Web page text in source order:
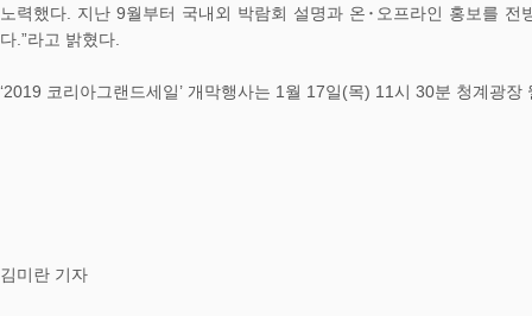
노력했다. 지난 9월부터 국내외 박람회 설명과 온･오프라인 홍보를
다.”라고 밝혔다.
‘2019 코리아그랜드세일’ 개막행사는 1월 17일(목) 11시 30분 청계광장
김미란 기자